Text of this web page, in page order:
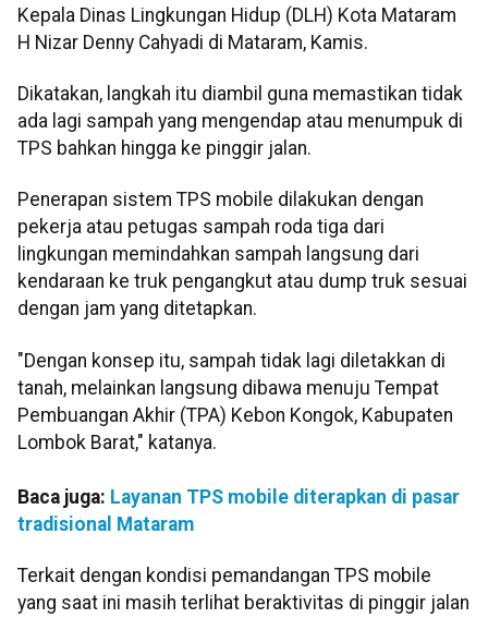
Kepala Dinas Lingkungan Hidup (DLH) Kota Mataram
H Nizar Denny Cahyadi di Mataram, Kamis.
Dikatakan, langkah itu diambil guna memastikan tidak
ada lagi sampah yang mengendap atau menumpuk di
TPS bahkan hingga ke pinggir jalan.
Penerapan sistem TPS mobile dilakukan dengan
pekerja atau petugas sampah roda tiga dari
lingkungan memindahkan sampah langsung dari
kendaraan ke truk pengangkut atau dump truk sesuai
dengan jam yang ditetapkan.
"Dengan konsep itu, sampah tidak lagi diletakkan di
tanah, melainkan langsung dibawa menuju Tempat
Pembuangan Akhir (TPA) Kebon Kongok, Kabupaten
Lombok Barat," katanya.
Baca juga: Layanan TPS mobile diterapkan di pasar
tradisional Mataram
Terkait dengan kondisi pemandangan TPS mobile
yang saat ini masih terlihat beraktivitas di pinggir jalan